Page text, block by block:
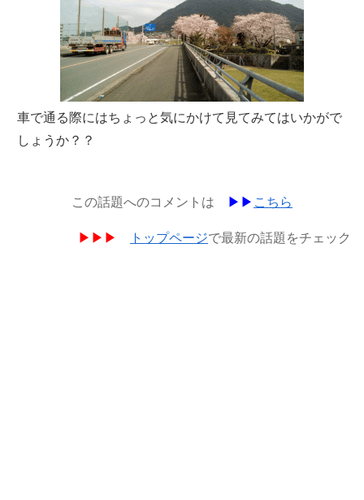
車で通る際にはちょっと気にかけて見てみてはいかがで
しょうか？？
この話題へのコメントは ▶︎▶︎ こちら
▶︎▶︎▶︎
トップページで最新の話題をチェック